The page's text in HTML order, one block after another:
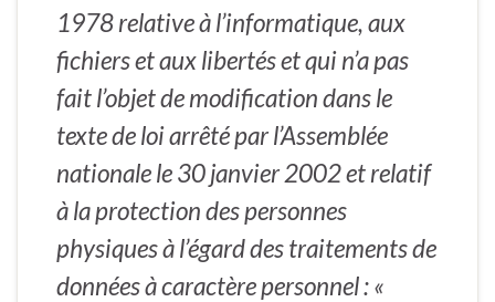
1978 relative à l’informatique, aux
fichiers et aux libertés et qui n’a pas
fait l’objet de modification dans le
texte de loi arrêté par l’Assemblée
nationale le 30 janvier 2002 et relatif
à la protection des personnes
physiques à l’égard des traitements de
données à caractère personnel : «